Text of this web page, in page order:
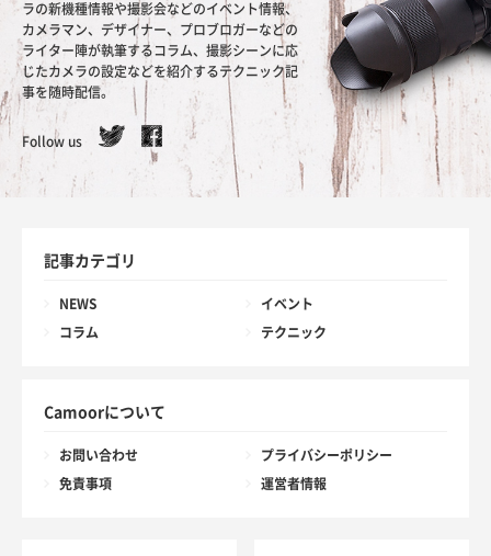
ラの新機種情報や撮影会などのイベント情報、
カメラマン、デザイナー、プロブロガーなどの
ライター陣が執筆するコラム、撮影シーンに応
じたカメラの設定などを紹介するテクニック記
事を随時配信。
Follow us
記事カテゴリ
NEWS イベント
コラム テクニック
Camoorについて
お問い合わせ プライバシーポリシー
免責事項 運営者情報